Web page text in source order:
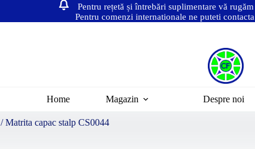
Pentru rețetă și întrebări suplimentare vă
Pentru comenzi internationale ne puteti
Home Magazin Despre noi
/ Matrita capac stalp CS0044